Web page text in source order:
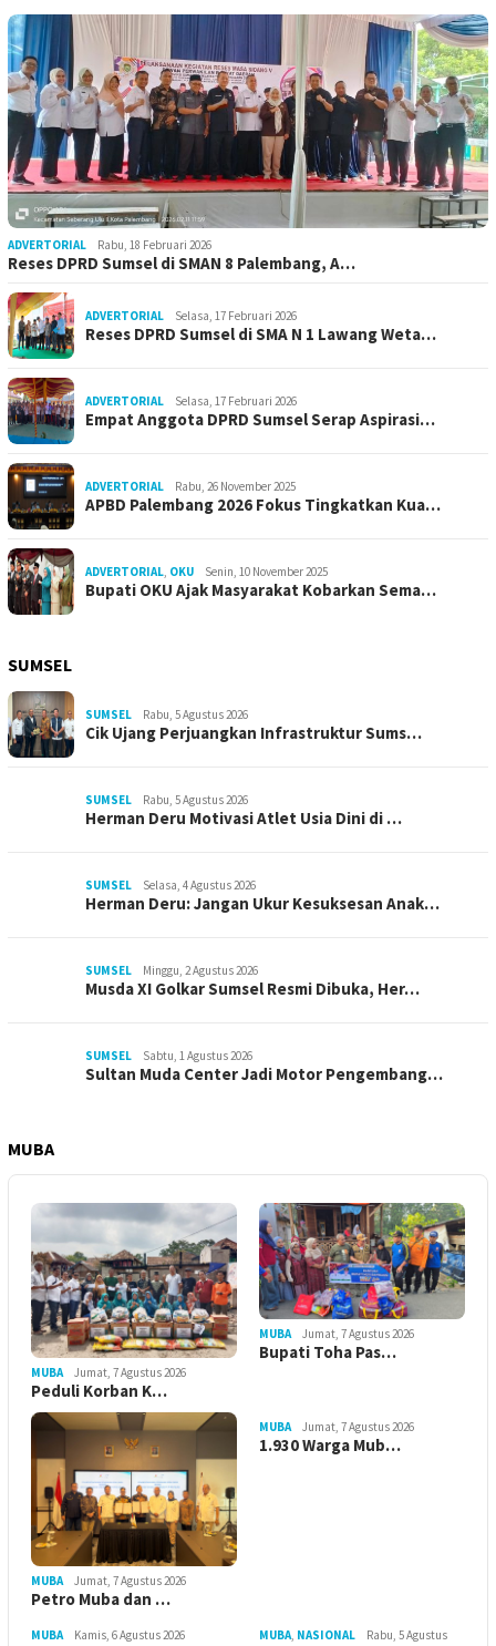
ADVERTORIAL Rabu, 18 Februari 2026
Reses DPRD Sumsel di SMAN 8 Palembang, A…
ADVERTORIAL Selasa, 17 Februari 2026
Reses DPRD Sumsel di SMA N 1 Lawang Weta…
ADVERTORIAL Selasa, 17 Februari 2026
Empat Anggota DPRD Sumsel Serap Aspirasi…
ADVERTORIAL Rabu, 26 November 2025
APBD Palembang 2026 Fokus Tingkatkan Kua…
ADVERTORIAL, OKU Senin, 10 November 2025
Bupati OKU Ajak Masyarakat Kobarkan Sema…
SUMSEL
SUMSEL Rabu, 5 Agustus 2026
Cik Ujang Perjuangkan Infrastruktur Sums…
SUMSEL Rabu, 5 Agustus 2026
Herman Deru Motivasi Atlet Usia Dini di …
SUMSEL Selasa, 4 Agustus 2026
Herman Deru: Jangan Ukur Kesuksesan Anak…
SUMSEL Minggu, 2 Agustus 2026
Musda XI Golkar Sumsel Resmi Dibuka, Her…
SUMSEL Sabtu, 1 Agustus 2026
Sultan Muda Center Jadi Motor Pengembang…
MUBA
MUBA Jumat, 7 Agustus 2026
Peduli Korban K…
MUBA Jumat, 7 Agustus 2026
Bupati Toha Pas…
MUBA Jumat, 7 Agustus 2026
Petro Muba dan …
MUBA Jumat, 7 Agustus 2026
1.930 Warga Mub…
MUBA Kamis, 6 Agustus 2026 MUBA, NASIONAL
Rabu, 5 Agustus